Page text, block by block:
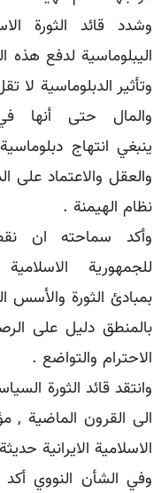
وشدد قائد الثورة
اليبلوماسية لدفع هذه
وتأثير الدبلوماسية لا
والمال حتى أنها
ينبغي انتهاج
والعقل والاعتماد
نظام الهيمنة .
وأكد سماحته ان
للجمهورية
بمبادئ الثورة
بالمنطق دليل على
الاحترام والتواضع .
وانتقد قائد الثورة
الى القرون الماضية ,
الاسلامية الايرانية
وفي الشأن النووي أكد